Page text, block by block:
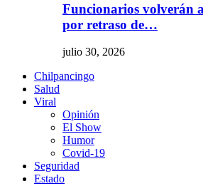
Funcionarios volverán
por retraso de…
julio 30, 2026
Chilpancingo
Salud
Viral
Opinión
El Show
Humor
Covid-19
Seguridad
Estado